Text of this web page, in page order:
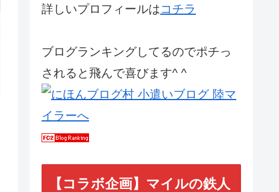
詳しいプロフィールは コチラ
ブログランキングしてるのでポチっ
されると飛んで喜びます^ ^
【コラボ企画】マイルの鉄人